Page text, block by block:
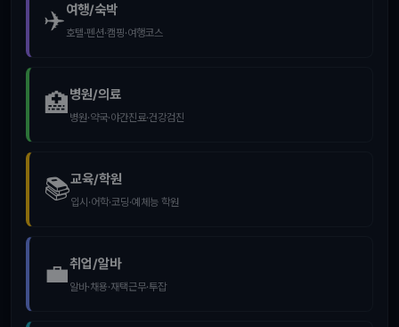
✈️여행/숙박
호텔·펜션·캠핑·여행코스
🏥병원/의료
병원·약국·야간진료·건강검진
📚교육/학원
입시·어학·코딩·예체능 학원
💼취업/알바
알바·채용·재택근무·투잡